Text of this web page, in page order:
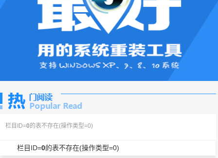
栏目ID=0的表不存在(操作类型=0)
栏目ID=0的表不存在(操作类型=0)